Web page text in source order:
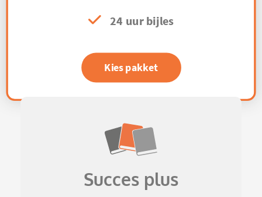
24 uur bijles
Kies pakket
Succes plus